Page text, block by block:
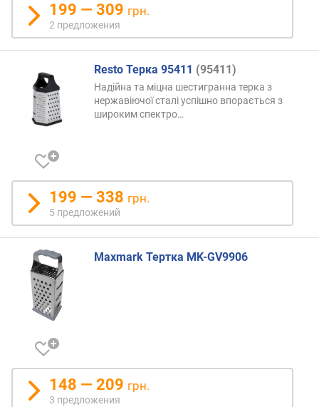
199 — 309 грн.
2 предложения
Resto Терка 95411 (95411)
Надійна та міцна шестигранна терка з
нержавіючої сталі успішно впорається з
широкимспектро…
199 — 338 грн.
5 предложений
Maxmark Тертка MK-GV9906
148 — 209 грн.
3 предложения